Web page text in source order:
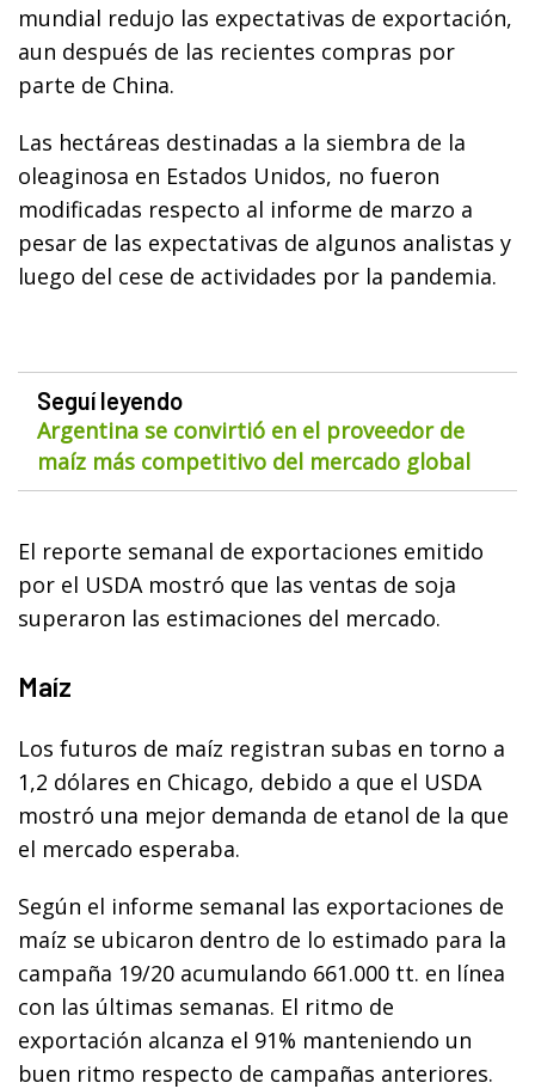
mundial redujo las expectativas de exportación,
aun después de las recientes compras por
parte de China.
Las hectáreas destinadas a la siembra de la
oleaginosa en Estados Unidos, no fueron
modificadas respecto al informe de marzo a
pesar de las expectativas de algunos analistas y
luego del cese de actividades por la pandemia.
Seguí leyendo
Argentina se convirtió en el proveedor de
maíz más competitivo del mercado global
El reporte semanal de exportaciones emitido
por el USDA mostró que las ventas de soja
superaron las estimaciones del mercado.
Maíz
Los futuros de maíz registran subas en torno a
1,2 dólares en Chicago, debido a que el USDA
mostró una mejor demanda de etanol de la que
el mercado esperaba.
Según el informe semanal las exportaciones de
maíz se ubicaron dentro de lo estimado para la
campaña 19/20 acumulando 661.000 tt. en línea
con las últimas semanas. El ritmo de
exportación alcanza el 91% manteniendo un
buen ritmo respecto de campañas anteriores.